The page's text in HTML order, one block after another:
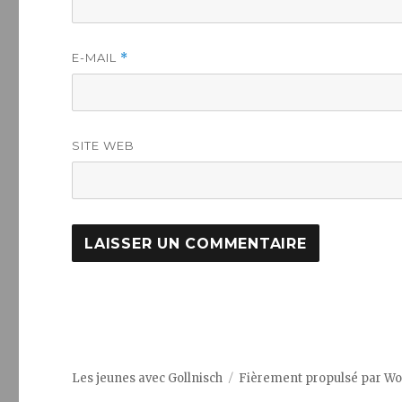
E-MAIL *
SITE WEB
Les jeunes avec Gollnisch Fièrement propulsé par